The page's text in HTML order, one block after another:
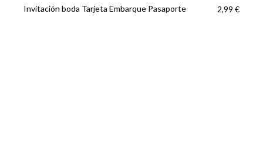
Invitación boda Tarjeta Embarque Pasaporte 2,99 €